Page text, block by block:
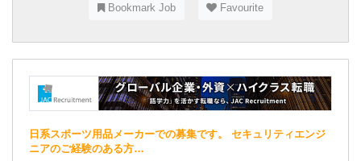
Bookmark Job Favourite
日系スポーツ用品メーカーでの募集です。 セキュリティエンジ
ニアのご経験のある方…